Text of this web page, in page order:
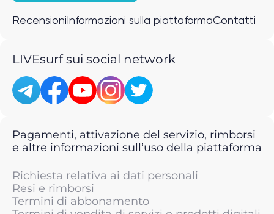
Recensioni Informazioni sulla piattaformaContatti
LIVEsurf sui social network
Pagamenti, attivazione del servizio, rimborsi
e altre informazioni sull’uso della piattaforma
Richiesta relativa ai dati personali
Resi e rimborsi
Termini di abbonamento